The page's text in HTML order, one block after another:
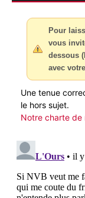
Pour
vous
dessous
avec
Une tenue
le hors sujet.
Notre charte de